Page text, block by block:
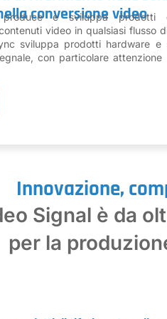
conversione video
e sviluppa prodotti
video in qualsiasi flusso
sviluppa prodotti hardware
con particolare
Innovazione,
Signal è da
per la